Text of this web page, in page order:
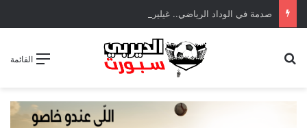
القائمة